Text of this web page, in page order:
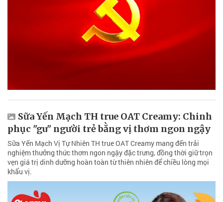
Sữa Yến Mạch TH true OAT Creamy: Chinh
phục "gu" người trẻ bằng vị thơm ngon ngậy
Sữa Yến Mạch Vị Tự Nhiên TH true OAT Creamy mang đến trải
nghiệm thưởng thức thơm ngon ngậy đặc trưng, đồng thời giữ trọn
vẹn giá trị dinh dưỡng hoàn toàn từ thiên nhiên để chiều lòng mọi
khẩu vị.